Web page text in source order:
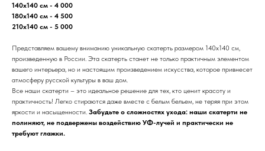
140х140 см - 4 000
180х140 см - 4 500
210х140 см - 5 000
Представляем вашему вниманию уникальную скатерть размером 140х140 см,
произведенную в России. Эта скатерть станет не только практичным элементом
вашего интерьера, но и настоящим произведением искусства, которое привнесет
атмосферу русской культуры в ваш дом.
Все наши скатерти – это идеальное решение для тех, кто ценит красоту и
практичность! Легко стираются даже вместе с белым бельем, не теряя при этом
яркости и насыщенности. Забудьте о сложностях ухода: наши скатерти не
полиняют, не подвержены воздействию УФ-лучей и практически не
требуют глажки.